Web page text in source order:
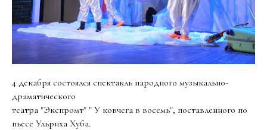
4 декабря состоялся спектакль народного музыкально-
драматического
театра "Экспромт" " У ковчега в восемь", поставленного по
пьесе Ульриха Хуба.